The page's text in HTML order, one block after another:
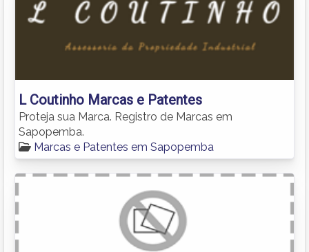
L Coutinho Marcas e Patentes
Proteja sua Marca. Registro de Marcas em
Sapopemba.
Marcas e Patentes em Sapopemba